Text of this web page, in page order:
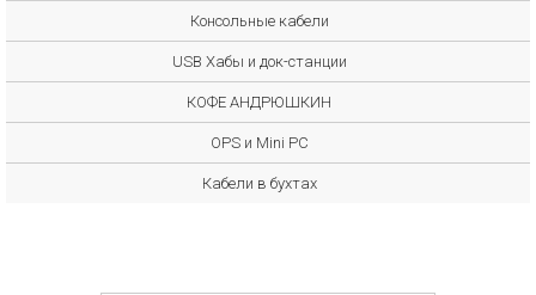
Консольные кабели
USB Хабы и док-станции
КОФЕ АНДРЮШКИН
OPS и Mini PC
Кабели в бухтах